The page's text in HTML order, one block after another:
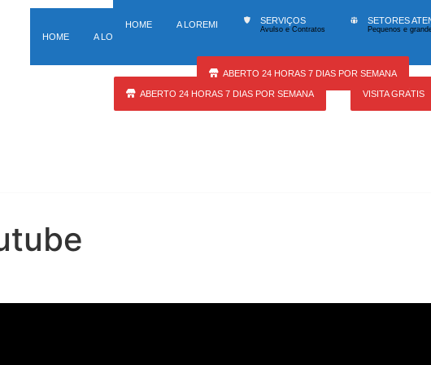
HOME A LOREMI SETORES ATENDIDOS
ABERTO 24 HORAS 7 DIAS POR SEMANA VISITA GRÁTIS
HOME A LOREMI SERVIÇOS
Avulso e Contratos
SETORES
Pequenos e
ABERTO 24 HORAS 7 DIAS POR SEMANA